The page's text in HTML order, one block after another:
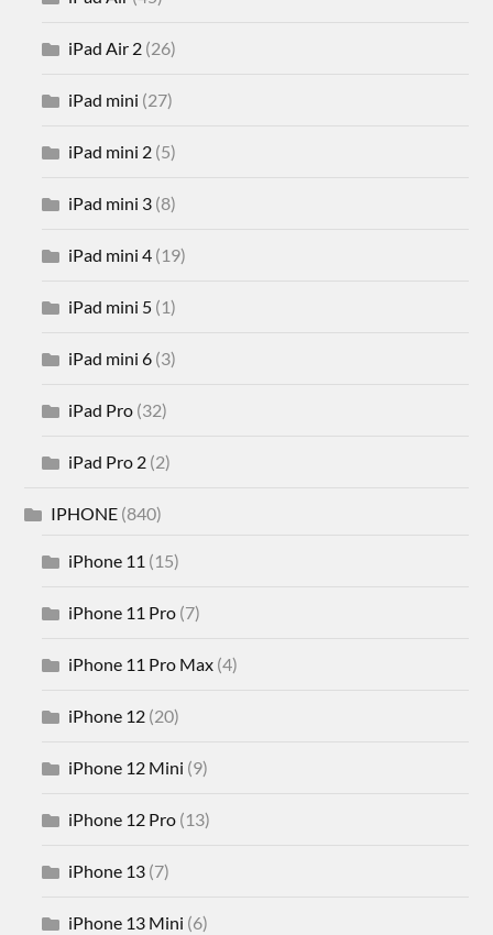
iPad Air 2 (26)
iPad mini (27)
iPad mini 2 (5)
iPad mini 3 (8)
iPad mini 4 (19)
iPad mini 5 (1)
iPad mini 6 (3)
iPad Pro (32)
iPad Pro 2 (2)
IPHONE (840)
iPhone 11 (15)
iPhone 11 Pro (7)
iPhone 11 Pro Max (4)
iPhone 12 (20)
iPhone 12 Mini (9)
iPhone 12 Pro (13)
iPhone 13 (7)
iPhone 13 Mini (6)